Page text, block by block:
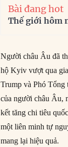
Bài đang hot
Thế giới hôm
Người châu Âu đã
hộ Kyiv vượt qua
Trump và Phó Tổng
của người châu Âu,
kết tăng chi tiêu
một liên minh tự
mang lại hiệu quả.